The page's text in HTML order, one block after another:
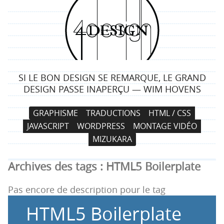
4
d
e
s
i
g
SI LE BON DESIGN SE REMARQUE, LE GRAND
DESIGN PASSE INAPERÇU — WIM HOVENS
g
a
t
i
r
a
u
c
GRAPHISME TRADUCTIONS
HTML / CSS
JAVASCRIPT
WORDPRESS
MONTAGE VIDÉO
MIZUKARA
Archives des tags : HTML5 Boilerplate
Pas encore de description pour le tag
HTML5 Boilerplate